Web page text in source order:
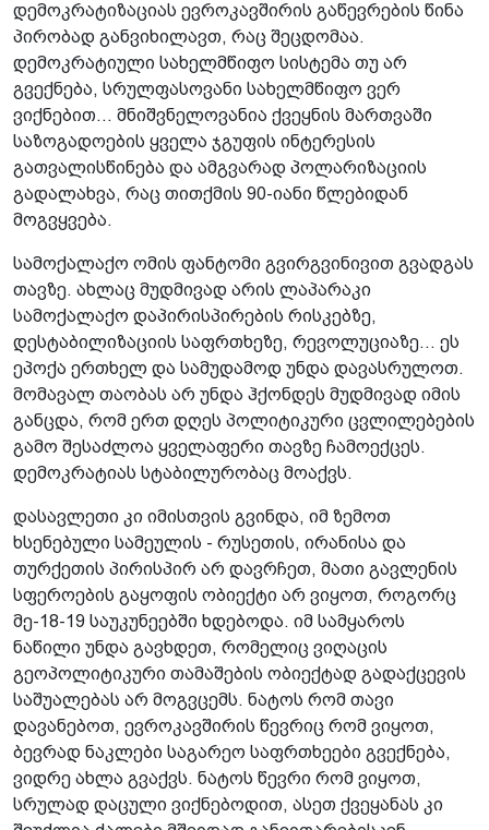
დემოკრატიზაციას ევროკავშირის გაწევრების წინა
პირობად განვიხილავთ, რაც შეცდომაა.
დემოკრატიული სახელმწიფო სისტემა თუ არ
გვექნება, სრულფასოვანი სახელმწიფო ვერ
ვიქნებით... მნიშვნელოვანია ქვეყნის მართვაში
საზოგადოების ყველა ჯგუფის ინტერესის
გათვალისწინება და ამგვარად პოლარიზაციის
გადალახვა, რაც თითქმის 90-იანი წლებიდან
მოგვყვება.
სამოქალაქო ომის ფანტომი გვირგვინივით გვადგას
თავზე. ახლაც მუდმივად არის ლაპარაკი
სამოქალაქო დაპირისპირების რისკებზე,
დესტაბილიზაციის საფრთხეზე, რევოლუციაზე... ეს
ეპოქა ერთხელ და სამუდამოდ უნდა დავასრულოთ.
მომავალ თაობას არ უნდა ჰქონდეს მუდმივად იმის
განცდა, რომ ერთ დღეს პოლიტიკური ცვლილებების
გამო შესაძლოა ყველაფერი თავზე ჩამოექცეს.
დემოკრატიას სტაბილურობაც მოაქვს.
დასავლეთი კი იმისთვის გვინდა, იმ ზემოთ
ხსენებული სამეულის - რუსეთის, ირანისა და
თურქეთის პირისპირ არ დავრჩეთ, მათი გავლენის
სფეროების გაყოფის ობიექტი არ ვიყოთ, როგორც
მე-18-19 საუკუნეებში ხდებოდა. იმ სამყაროს
ნაწილი უნდა გავხდეთ, რომელიც ვიღაცის
გეოპოლიტიკური თამაშების ობიექტად გადაქცევის
საშუალებას არ მოგვცემს. ნატოს რომ თავი
დავანებოთ, ევროკავშირის წევრიც რომ ვიყოთ,
ბევრად ნაკლები საგარეო საფრთხეები გვექნება,
ვიდრე ახლა გვაქვს. ნატოს წევრი რომ ვიყოთ,
სრულად დაცული ვიქნებოდით, ასეთ ქვეყანას კი